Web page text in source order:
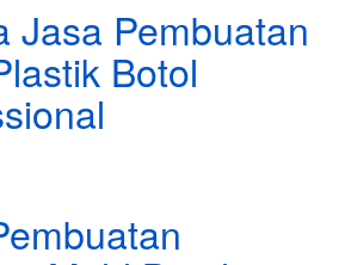
Jasa Pembuatan
Botol